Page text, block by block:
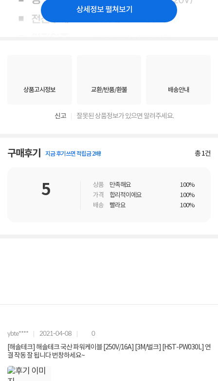
상세정보 펼쳐보기
상품고시정보 교환/반품/환불 배송안내
신고 잘못된 상품정보가 있으면 알려주세요.
구매후기 지금 후기쓰면 적립금 2배! 총1건
5 상품 만족해요
100%
가격
합리적이에요
100%
배송
빨라요 100%
ybte**** 2021-04-08 0
[해솔테크] 해솔테크 국산 파워케이블 [250V/16A] [3M/벌크] [HST-PW030L] 연
결 작동 잘 됩니다 번창하세요~